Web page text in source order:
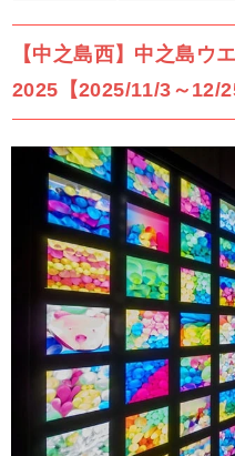
【中之島西】中之島ウ
2025【2025/11/3～12/